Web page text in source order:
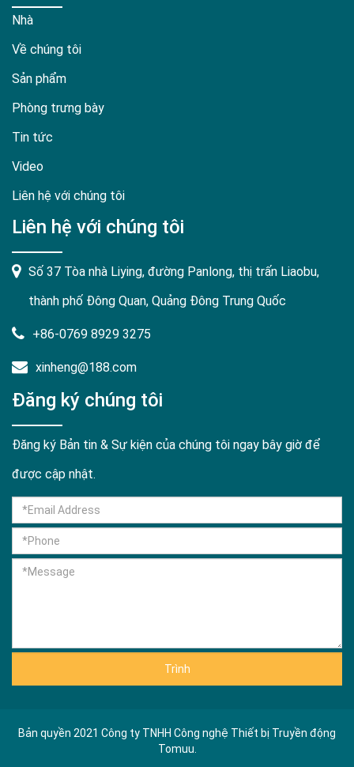
Nhà
Về chúng tôi
Sản phẩm
Phòng trưng bày
Tin tức
Video
Liên hệ với chúng tôi
Liên hệ với chúng tôi
Số 37 Tòa nhà Liying, đường Panlong, thị trấn Liaobu,
thành phố Đông Quan, Quảng Đông Trung Quốc
+86-0769 8929 3275
xinheng@188.com
Đăng ký chúng tôi
Đăng ký Bản tin & Sự kiện của chúng tôi ngay bây giờ để
được cập nhật.
Trình
Bản quyền 2021 Công ty TNHH Công nghệ Thiết bị Truyền động
Tomuu.